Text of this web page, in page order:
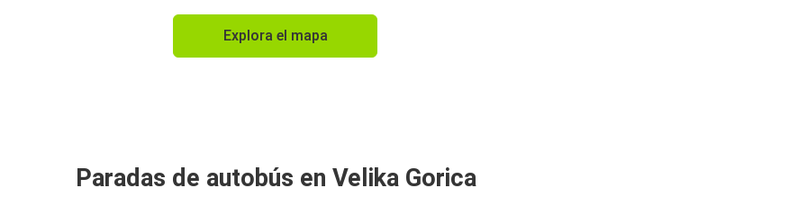
Explora el mapa
Paradas de autobús en Velika Gorica